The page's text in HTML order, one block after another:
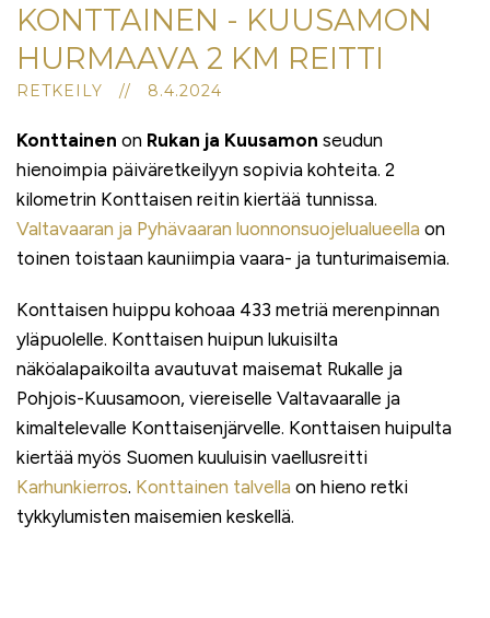
KONTTAINEN - KUUSAMON
HURMAAVA 2 KM REITTI
RETKEILY // 8.4.2024
Konttainen on Rukan ja Kuusamon seudun
hienoimpia päiväretkeilyyn sopivia kohteita. 2
kilometrin Konttaisen reitin kiertää tunnissa.
Valtavaaran ja Pyhävaaran luonnonsuojelualueella on
toinen toistaan kauniimpia vaara- ja tunturimaisemia.
Konttaisen huippu kohoaa 433 metriä merenpinnan
yläpuolelle. Konttaisen huipun lukuisilta
näköalapaikoilta avautuvat maisemat Rukalle ja
Pohjois-Kuusamoon, viereiselle Valtavaaralle ja
kimaltelevalle Konttaisenjärvelle. Konttaisen huipulta
kiertää myös Suomen kuuluisin vaellusreitti
Karhunkierros. Konttainen talvella on hieno retki
tykkylumisten maisemien keskellä.